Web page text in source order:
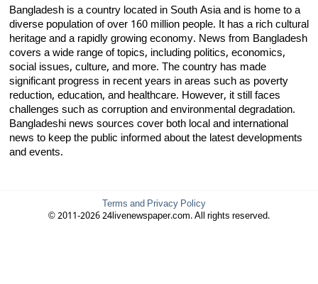
Bangladesh is a country located in South Asia and is home to a
diverse population of over 160 million people. It has a rich cultural
heritage and a rapidly growing economy. News from Bangladesh
covers a wide range of topics, including politics, economics,
social issues, culture, and more. The country has made
significant progress in recent years in areas such as poverty
reduction, education, and healthcare. However, it still faces
challenges such as corruption and environmental degradation.
Bangladeshi news sources cover both local and international
news to keep the public informed about the latest developments
and events.
Terms and Privacy Policy
© 2011-2026 24livenewspaper.com. All rights reserved.